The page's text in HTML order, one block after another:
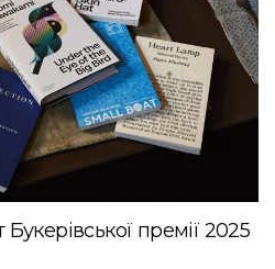
премії 2025